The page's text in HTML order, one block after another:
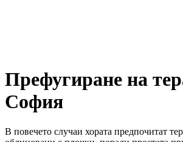
Префугиране на
София
В повечето случаи хората предпочитат